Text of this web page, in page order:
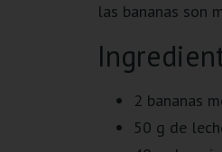
las bananas son
2 bananas
50 g de